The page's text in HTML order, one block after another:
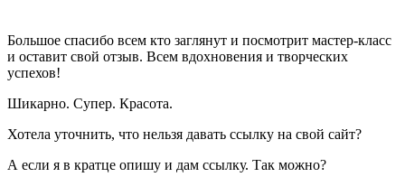
Большое спасибо всем кто заглянут и посмотрит мастер-класс
и оставит свой отзыв. Всем вдохновения и творческих
успехов!
Шикарно. Супер. Красота.
Хотела уточнить, что нельзя давать ссылку на свой сайт?
А если я в кратце опишу и дам ссылку. Так можно?